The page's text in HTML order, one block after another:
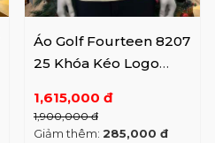
Áo Golf Fourteen 8207
25 Khóa Kéo Logo
1,615,000 đ
1,900,000 đ
Giảm thêm: 285,000 đ